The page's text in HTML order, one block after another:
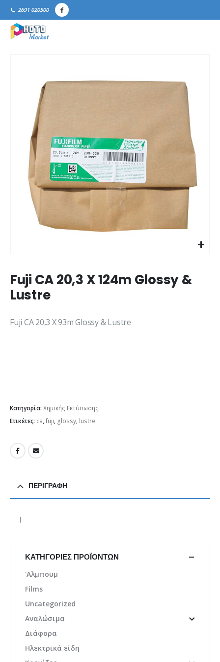
2691 020500
Fuji CA 20,3 X 124m Glossy &
Lustre
Fuji CA 20,3 X 93m Glossy & Lustre
Κατηγορία: Χημικής Εκτύπωσης
Ετικέτες: ca,fuji, glossy, lustre
ΠΕΡΙΓΡΑΦΉ
l
ΚΑΤΗΓΟΡΊΕΣ ΠΡΟΪΌΝΤΩΝ
'Αλμπουμ
Films
Uncategorized
Αναλώσιμα
Διάφορα
Ηλεκτρικά είδη